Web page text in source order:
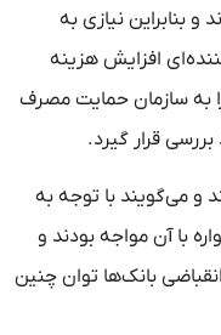
و بنابراین نیازی به
افزایش هزینه
به سازمان حمایت مصرف
بررسی قرار گیرد.
و می‌گویند با توجه به
با آن مواجه بودند و
بانک‌ها توان چنین